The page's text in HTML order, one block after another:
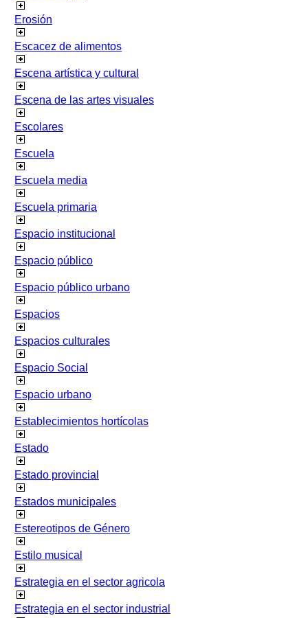
Erosión
Escacez de alimentos
Escena artística y cultural
Escena de las artes visuales
Escolares
Escuela
Escuela media
Escuela primaria
Espacio institucional
Espacio público
Espacio público urbano
Espacios
Espacios culturales
Espacio Social
Espacio urbano
Establecimientos hortícolas
Estado
Estado provincial
Estados municipales
Estereotipos de Género
Estilo musical
Estrategia en el sector agricola
Estrategia en el sector industrial